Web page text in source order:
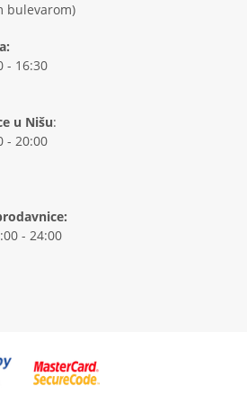
bulevarom)
- 16:30
u Nišu:
- 20:00
- 24:00